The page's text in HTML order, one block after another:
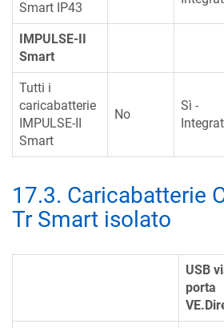
Smart IP43
IMPULSE-II
Smart
Tutti i
caricabatterie
IMPULSE-II
Smart
No
Sì -
17.3. Caricabatterie
Tr Smart isolato
USB
porta